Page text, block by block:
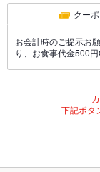
クー
お会計時のご提示お
り、お食事代金500円
下記ボタ